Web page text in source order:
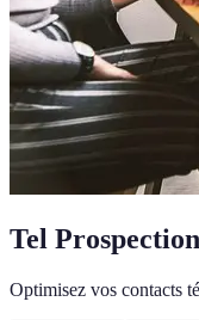
Tel Prospection
Optimisez vos contacts